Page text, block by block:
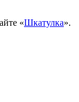
«Шкатулка».